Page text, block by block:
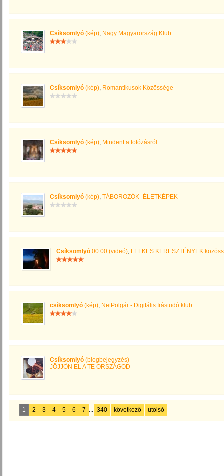
Csíksomlyó (kép), Nagy Magyarország Klub
Csíksomlyó (kép), Romantikusok Közössége
Csíksomlyó (kép), Mindent a fotózásról
Csíksomlyó (kép), TÁBOROZÓK- ÉLETKÉPEK
Csíksomlyó 00:00 (videó), LELKES KERESZTÉNYEK
csíksomlyó (kép), NetPolgár - Digitális Irástudó klub
Csíksomlyó (blogbejegyzés)
JÖJJÖN EL A TE ORSZÁGOD
1 2 3 4 5 6 7 ... 340 következő utolsó